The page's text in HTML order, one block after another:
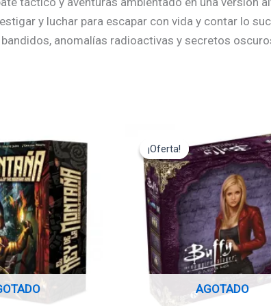
y luchar para escapar con vida y contar lo
anomalías radioactivas y secretos
¡Oferta!
AGOTADO
¡Oferta!
precio
original
era:
49,95€.
precio
actual
es:
44,95€.